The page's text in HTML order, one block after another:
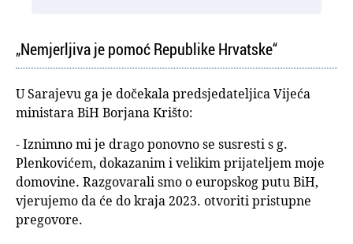
„Nemjerljiva je pomoć Republike Hrvatske“
U Sarajevu ga je dočekala predsjedateljica Vijeća
ministara BiH Borjana Krišto:
- Iznimno mi je drago ponovno se susresti s g.
Plenkovićem, dokazanim i velikim prijateljem moje
domovine. Razgovarali smo o europskog putu BiH,
vjerujemo da će do kraja 2023. otvoriti pristupne
pregovore.